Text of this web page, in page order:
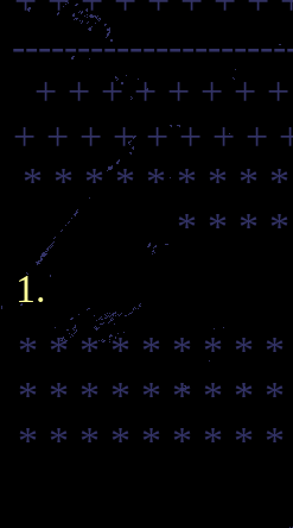
+ + + + + + +
+ + + + + + + +
* * * * * * * *
* * *
* * * * * * * *
* * * * * * * *
* * * * * * * *